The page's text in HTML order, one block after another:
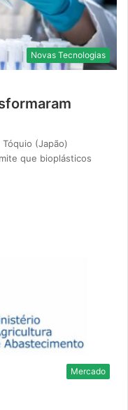
Novas Tecnologias
(Japão)
que bioplásticos
Mercado